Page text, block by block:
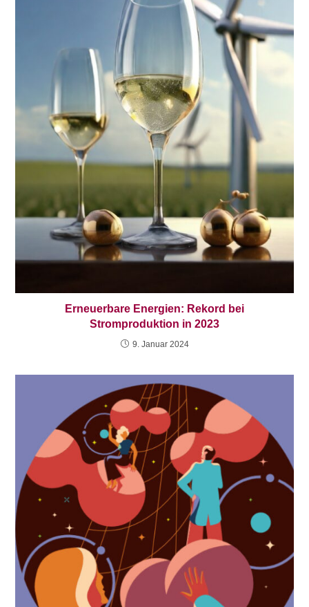
Erneuerbare Energien: Rekord bei
Stromproduktion in 2023
9. Januar 2024